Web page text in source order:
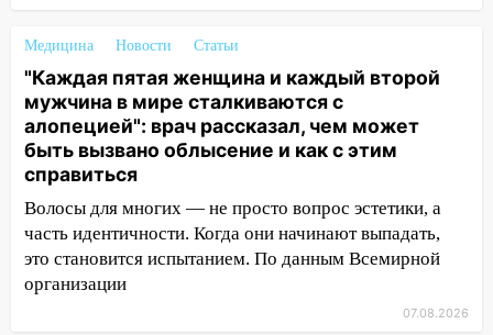
посвящённый Дню воздушного флота
России
19:12 В Ульяновской области
руководителя частной компании
наказали за сокрытие прошлого своего
сотрудник
18:02 В Ульяновск едут звезды
баскетбола!
17:08 Ульяновский областной суд
оставил в силе приговор руководству
Медицина Новости Статьи
"Каждая пятая женщина и каждый второй
мужчина в мире сталкиваются с
алопецией": врач рассказал, чем может
быть вызвано облысение и как с этим
справиться
Волосы для многих — не просто вопрос эстетики, а
часть идентичности. Когда они начинают выпадать,
это становится испытанием. По данным Всемирной
организации
07.08.2026